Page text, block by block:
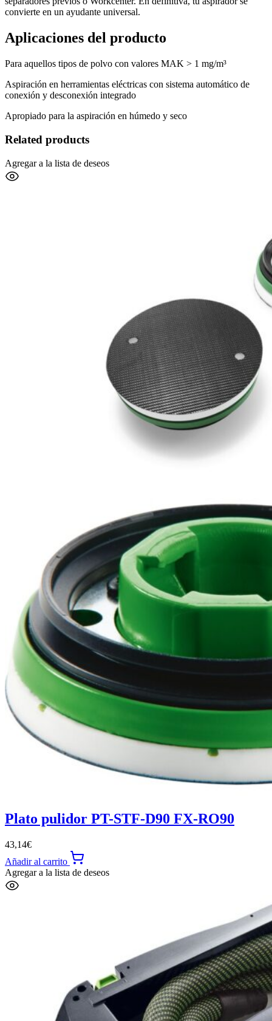
convierte en un ayudante universal.
Aplicaciones del producto
Para aquellos tipos de polvo con valores MAK > 1 mg/m³
Aspiración en herramientas eléctricas con sistema automático de
conexión y desconexión integrado
Apropiado para la aspiración en húmedo y seco
Related products
Agregar a la lista de deseos
Plato pulidor PT-STF-D90 FX-RO90
43,14€
Añadir al carrito
Agregar a la lista de deseos